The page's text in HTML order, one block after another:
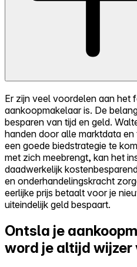
Er zijn veel voordelen aan het
aankoopmakelaar is. De
besparen van tijd en geld.
handen door alle marktdata
een goede biedstrategie te
met zich meebrengt, kan het
daadwerkelijk
en onderhandelingskracht
eerlijke prijs betaalt voor je
uiteindelijk geld bespaart.
Ontsla je
word je altijd wijzer